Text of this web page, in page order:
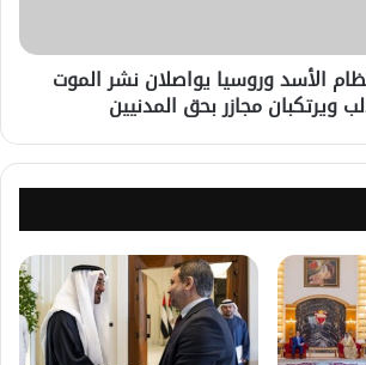
الأسد وروسيا يواصلان نشر الموت
ويرتكبان مجازر بحق المدنيين